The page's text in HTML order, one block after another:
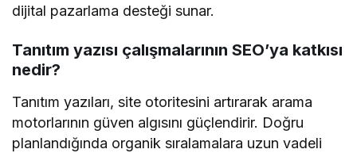
dijital pazarlama desteği sunar.
Tanıtım yazısı çalışmalarının SEO’ya katkısı
nedir?
Tanıtım yazıları, site otoritesini artırarak arama
motorlarının güven algısını güçlendirir. Doğru
planlandığında organik sıralamalara uzun vadeli